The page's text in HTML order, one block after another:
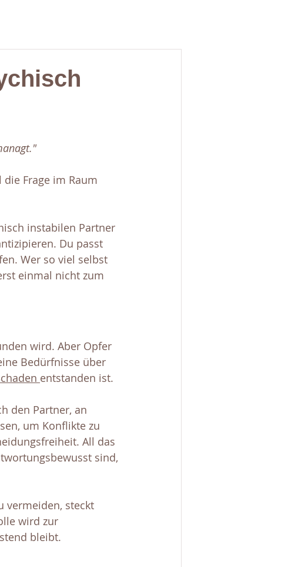
Frage im Raum
instabilen Partner
Du passt
Wer so viel selbst
einmal nicht zum
wird. Aber Opfer
Bedürfnisse über
entstanden ist.
den Partner, an
um Konflikte zu
All das
sind,
vermeiden, steckt
wird zur
bleibt.